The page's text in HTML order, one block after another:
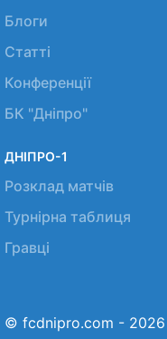
Блоги
Статті
Конференції
БК "Дніпро"
ДНІПРО-1
Розклад матчів
Турнірна таблиця
Гравці
© fcdnipro.com - 2026